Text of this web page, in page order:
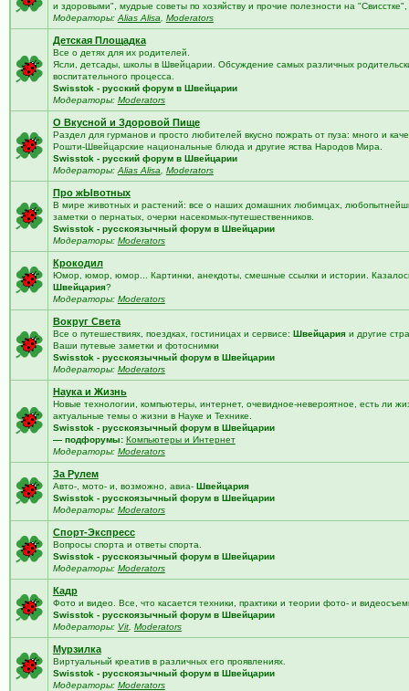
и здоровыми", мудрые советы по хозяйству и прочие полезности на "Свисстке",
Модераторы: Alias Alisa Moderators
Детская Площадка
Все о детях для их родителей.
Ясли, детсады, школы в Швейцарии. Обсуждение самых различных
воспитательного процесса.
Swisstok - русский форум в Швейцарии
Модераторы: Moderators
О Вкусной и Здоровой Пище
Раздел для гурманов и просто любителей вкусно пожрать от пуза: много и
Рошти-Швейцарские национальные блюда и другие яства Народов Мира.
Swisstok - русский форум в Швейцарии
Модераторы: Alias Alisa Moderators
Про жЫвотных
В мире животных и растений: все о наших домашних любимцах,
заметки о пернатых, очерки насекомых-путешественников.
Swisstok - русскоязычный форум в Швейцарии
Модераторы: Moderators
Крокодил
Юмор, юмор, юмор... Картинки, анекдоты, смешные ссылки и истории.
Швейцария?
Модераторы: Moderators
Вокруг Света
Все о путешествиях, поездках, гостиницах и сервисе: Швейцарияи другие
Ваши путевые заметки и фотоснимки
Swisstok - русскоязычный форум в Швейцарии
Модераторы: Moderators
Наука и Жизнь
Новые технологии, компьютеры, интернет, очевидное-невероятное, есть ли
актуальные темы о жизни в Науке и Технике.
Swisstok - русскоязычный форум в Швейцарии
— подфорумы: Компьютеры и Интернет
Модераторы: Moderators
За Рулем
Авто-, мото- и, возможно, авиа- Швейцария
Swisstok - русскоязычный форум в Швейцарии
Модераторы: Moderators
Спорт-Экспресс
Вопросы спорта и ответы спорта.
Swisstok - русскоязычный форум в Швейцарии
Модераторы: Moderators
Кадр
Фото и видео. Все, что касается техники, практики и теории фото- и
Swisstok - русскоязычный форум в Швейцарии
Модераторы: Vit, Moderators
Мурзилка
Виртуальный креатив в различных его проявлениях.
Swisstok - русскоязычный форум в Швейцарии
Модераторы: Moderators